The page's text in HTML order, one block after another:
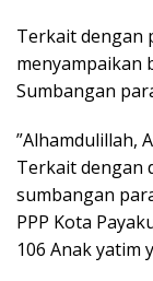
Terkait dengan
menyampaikan
Sumbangan
”Alhamdulillah,
Terkait dengan
sumbangan
PPP Kota
106 Anak yatim